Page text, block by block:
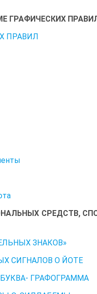
ГРАФИЧЕСКИХ
ПРАВИЛ
СРЕДСТВ,
ЗНАКОВ»
СИГНАЛОВ О ЙОТЕ
ГРАФОГРАММА